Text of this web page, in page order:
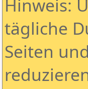
Hinweis:
tägliche
Seiten